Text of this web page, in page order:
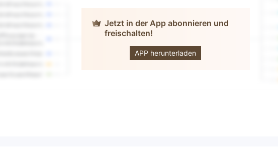
Jetzt in der App abonnieren und
freischalten!
APP herunterladen
Winfxmarkets